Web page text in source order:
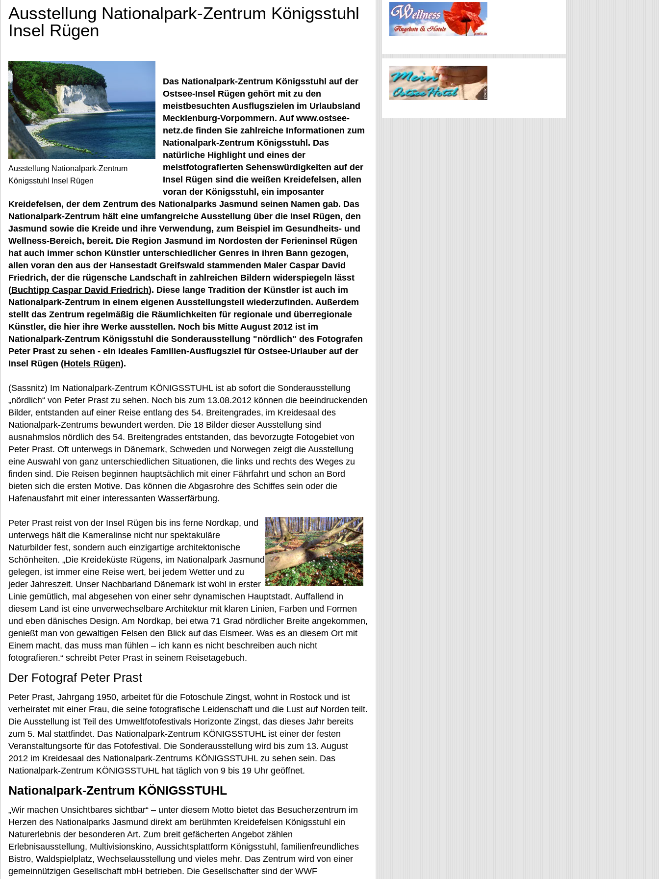
Ausstellung Nationalpark-Zentrum Königsstuhl
Insel Rügen
Ausstellung Nationalpark-Zentrum
Königsstuhl Insel Rügen
Das Nationalpark-Zentrum Königsstuhl auf der
Ostsee-Insel Rügen gehört mit zu den
meistbesuchten Ausflugszielen im Urlaubsland
Mecklenburg-Vorpommern. Auf www.ostsee-
netz.de finden Sie zahlreiche Informationen zum
Nationalpark-Zentrum Königsstuhl. Das
natürliche Highlight und eines der
meistfotografierten Sehenswürdigkeiten auf der
Insel Rügen sind die weißen Kreidefelsen, allen
voran der Königsstuhl, ein imposanter
Kreidefelsen, der dem Zentrum des Nationalparks Jasmund seinen Namen gab. Das
Nationalpark-Zentrum hält eine umfangreiche Ausstellung über die Insel Rügen, den
Jasmund sowie die Kreide und ihre Verwendung, zum Beispiel im Gesundheits- und
Wellness-Bereich, bereit. Die Region Jasmund im Nordosten der Ferieninsel Rügen
hat auch immer schon Künstler unterschiedlicher Genres in ihren Bann gezogen,
allen voran den aus der Hansestadt Greifswald stammenden Maler Caspar David
Friedrich, der die rügensche Landschaft in zahlreichen Bildern widerspiegeln lässt
(Buchtipp Caspar David Friedrich). Diese lange Tradition der Künstler ist auch im
Nationalpark-Zentrum in einem eigenen Ausstellungsteil wiederzufinden. Außerdem
stellt das Zentrum regelmäßig die Räumlichkeiten für regionale und überregionale
Künstler, die hier ihre Werke ausstellen. Noch bis Mitte August 2012 ist im
Nationalpark-Zentrum Königsstuhl die Sonderausstellung "nördlich" des Fotografen
Peter Prast zu sehen - ein ideales Familien-Ausflugsziel für Ostsee-Urlauber auf der
Insel Rügen (Hotels Rügen).
(Sassnitz) Im Nationalpark-Zentrum KÖNIGSSTUHL ist ab sofort die Sonderausstellung
„nördlich“ von Peter Prast zu sehen. Noch bis zum 13.08.2012 können die beeindruckenden
Bilder, entstanden auf einer Reise entlang des 54. Breitengrades, im Kreidesaal des
Nationalpark-Zentrums bewundert werden. Die 18 Bilder dieser Ausstellung sind
ausnahmslos nördlich des 54. Breitengrades entstanden, das bevorzugte Fotogebiet von
Peter Prast. Oft unterwegs in Dänemark, Schweden und Norwegen zeigt die Ausstellung
eine Auswahl von ganz unterschiedlichen Situationen, die links und rechts des Weges zu
finden sind. Die Reisen beginnen hauptsächlich mit einer Fährfahrt und schon an Bord
bieten sich die ersten Motive. Das können die Abgasrohre des Schiffes sein oder die
Hafenausfahrt mit einer interessanten Wasserfärbung.
Peter Prast reist von der Insel Rügen bis ins ferne Nordkap, und
unterwegs hält die Kameralinse nicht nur spektakuläre
Naturbilder fest, sondern auch einzigartige architektonische
Schönheiten. „Die Kreideküste Rügens, im Nationalpark Jasmund
gelegen, ist immer eine Reise wert, bei jedem Wetter und zu
jeder Jahreszeit. Unser Nachbarland Dänemark ist wohl in erster
Linie gemütlich, mal abgesehen von einer sehr dynamischen Hauptstadt. Auffallend in
diesem Land ist eine unverwechselbare Architektur mit klaren Linien, Farben und Formen
und eben dänisches Design. Am Nordkap, bei etwa 71 Grad nördlicher Breite angekommen,
genießt man von gewaltigen Felsen den Blick auf das Eismeer. Was es an diesem Ort mit
Einem macht, das muss man fühlen – ich kann es nicht beschreiben auch nicht
fotografieren.“ schreibt Peter Prast in seinem Reisetagebuch.
Der Fotograf Peter Prast
Peter Prast, Jahrgang 1950, arbeitet für die Fotoschule Zingst, wohnt in Rostock und ist
verheiratet mit einer Frau, die seine fotografische Leidenschaft und die Lust auf Norden teilt.
Die Ausstellung ist Teil des Umweltfotofestivals Horizonte Zingst, das dieses Jahr bereits
zum 5. Mal stattfindet. Das Nationalpark-Zentrum KÖNIGSSTUHL ist einer der festen
Veranstaltungsorte für das Fotofestival. Die Sonderausstellung wird bis zum 13. August
2012 im Kreidesaal des Nationalpark-Zentrums KÖNIGSSTUHL zu sehen sein. Das
Nationalpark-Zentrum KÖNIGSSTUHL hat täglich von 9 bis 19 Uhr geöffnet.
Nationalpark-Zentrum KÖNIGSSTUHL
„Wir machen Unsichtbares sichtbar“ – unter diesem Motto bietet das Besucherzentrum im
Herzen des Nationalparks Jasmund direkt am berühmten Kreidefelsen Königsstuhl ein
Naturerlebnis der besonderen Art. Zum breit gefächerten Angebot zählen
Erlebnisausstellung, Multivisionskino, Aussichtsplattform Königsstuhl, familienfreundliches
Bistro, Waldspielplatz, Wechselausstellung und vieles mehr. Das Zentrum wird von einer
gemeinnützigen Gesellschaft mbH betrieben. Die Gesellschafter sind der WWF